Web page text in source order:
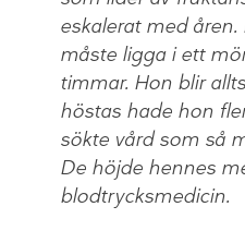
eskalerat med
måste ligga i ett
timmar. Hon blir
höstas hade hon
sökte vård som så
De höjde hennes
blodtrycksmedicin.